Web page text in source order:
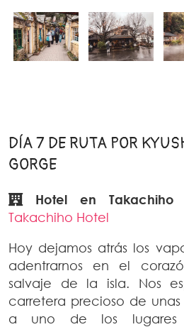
DÍA 7 DE RUTA POR
GORGE
Hotel en Takachiho
Takachiho Hotel
Hoy dejamos atrás los
adentrarnos en el
salvaje de la isla. Nos
carretera precioso de
a uno de los lugares